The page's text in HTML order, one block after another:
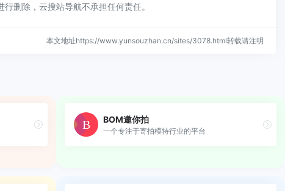
删除，云搜站导航不承担任何责任。
本文地址https://www.yunsouzhan.cn/sites/3078.html转载请注明
BOM邀你拍
一个专注于寄拍模特行业的平台